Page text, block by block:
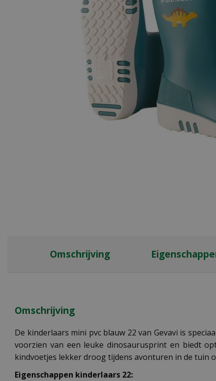
Omschrijving
Omschrijving
De kinderlaars mini pvc blauw 22 van Gevavi is
voorzien van een leuke dinosaurusprint en biedt
kindvoetjes lekker droog tijdens avonturen in de tuin
Eigenschappen kinderlaars 22: